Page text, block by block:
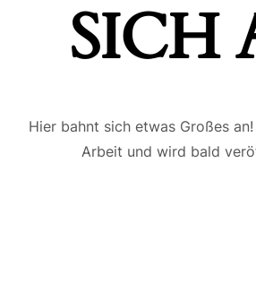
ICH
Hier bahnt sich etwas Großes
Arbeit und wird bald